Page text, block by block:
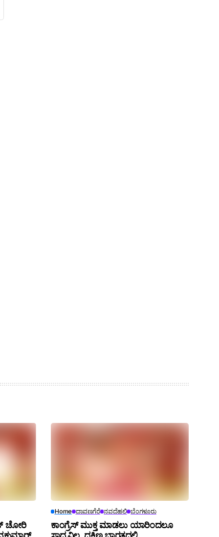
ಚೋರಿ
Home ದಾವಣಗೆರೆ ನವದೆಹಲಿ ಬೆಂಗಳೂರು
ಕಾಂಗ್ರೆಸ್ ಮುಕ್ತ ಮಾಡಲು ಯಾರಿಂದಲೂ